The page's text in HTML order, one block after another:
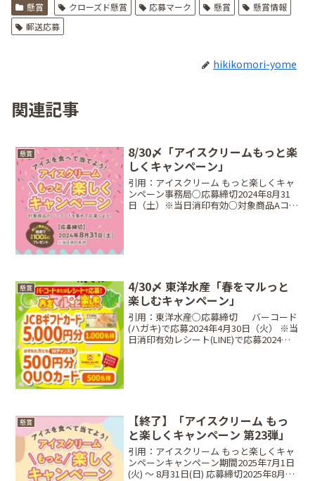
懸賞 クローズド懸賞 応募マーク 懸賞
懸賞情報
郵送応募
hikikomori-yome
関連記事
懸賞
8/30〆「アイスクリームもっと楽
しくキャンペーン」
引用：アイスクリーム もっと楽しくキャ
ンペーン事務局○応募締切2024年8月31
日（土）※当日消印有効○対象商品Aコー
懸賞
4/30〆 東洋水産「春をマルっと
楽しむキャンペーン」
引用：東洋水産○応募締切⠀⠀バーコード
(ハガキ)で応募2024年4月30日（火） ※当
日消印有効レシート(LINE)で応募2024年4
懸賞
【終了】「アイスクリーム もっ
と楽しくキャンペーン 第23弾」
引用：アイスクリーム もっと楽しくキャ
ンペーンキャンペーン期間2025年7月1日
(火) ～ 8月31日(日) 応募締切2025年8月31